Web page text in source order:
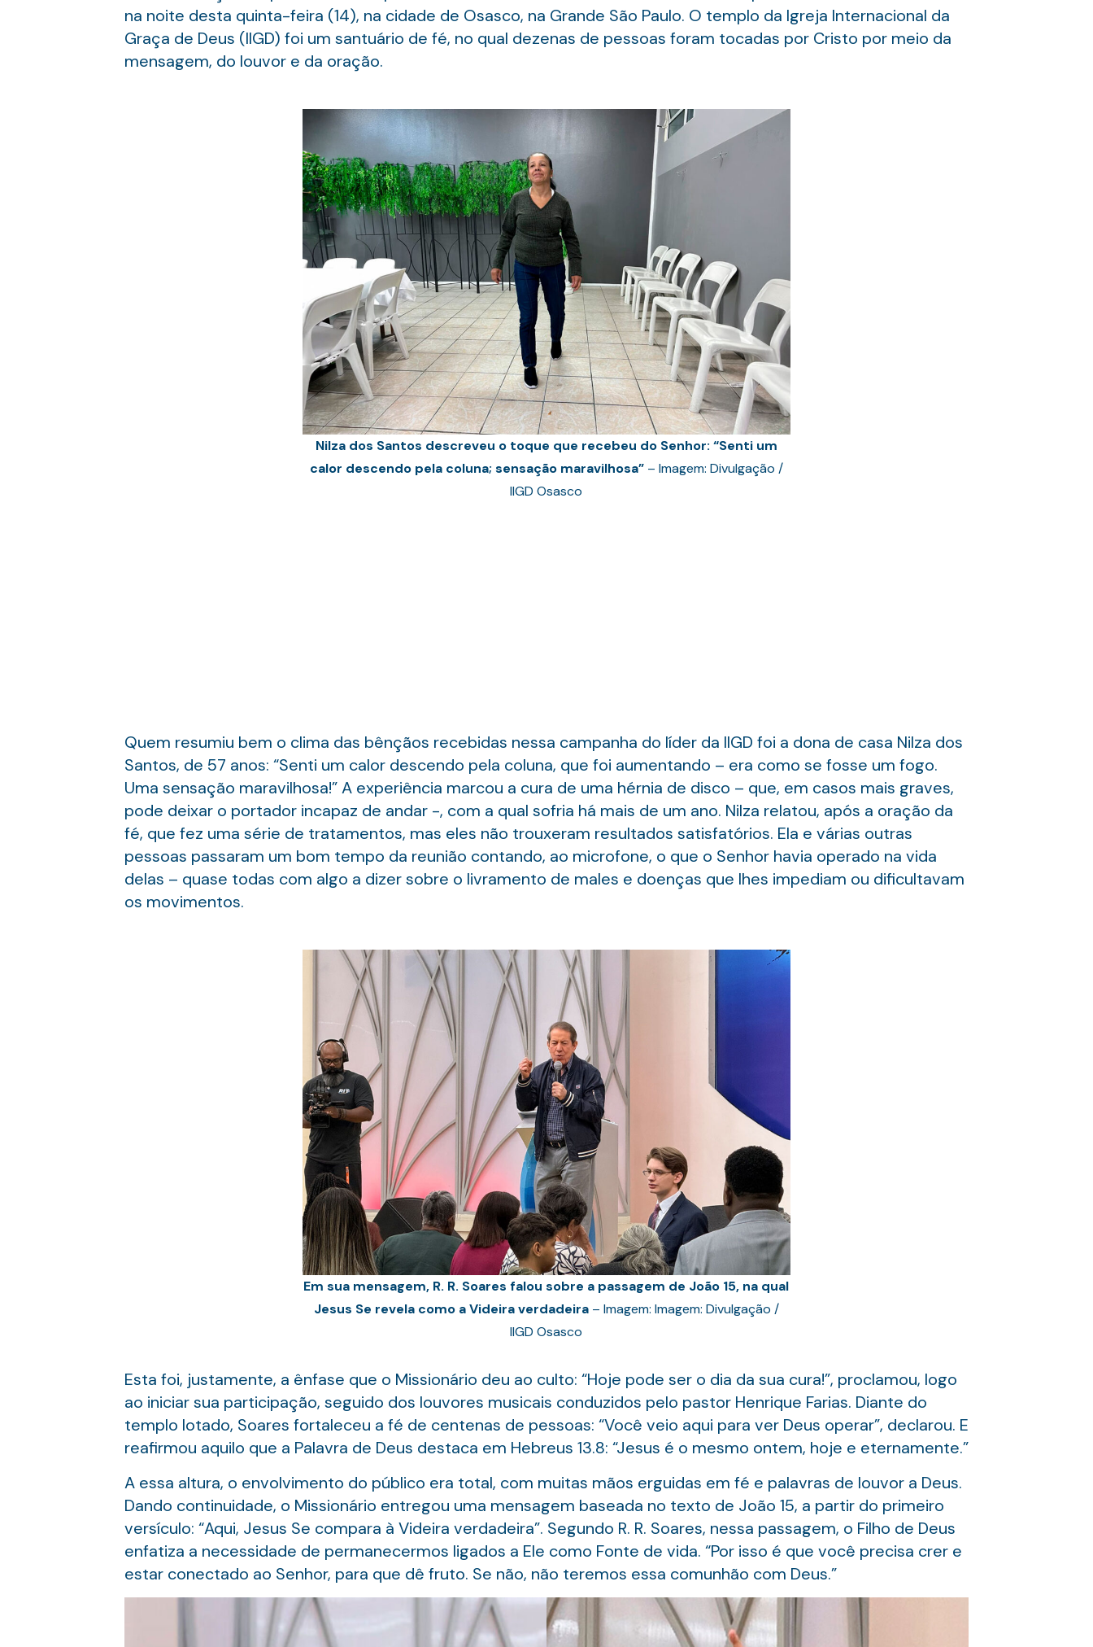
na noite desta quinta-feira (14), na cidade de Osasco, na Grande São Paulo. O templo da Igreja Internacional da
Graça de Deus (IIGD) foi um santuário de fé, no qual dezenas de pessoas foram tocadas por Cristo por meio da
mensagem, do louvor e da oração.
Nilza dos Santos descreveu o toque que recebeu do Senhor: “Senti um
calor descendo pela coluna; sensação maravilhosa”– Imagem: Divulgação /
IIGD Osasco
Quem resumiu bem o clima das bênçãos recebidas nessa campanha do líder da IIGD foi a dona de casa Nilza dos
Santos, de 57 anos: “Senti um calor descendo pela coluna, que foi aumentando – era como se fosse um fogo.
Uma sensação maravilhosa!” A experiência marcou a cura de uma hérnia de disco – que, em casos mais graves,
pode deixar o portador incapaz de andar -, com a qual sofria há mais de um ano. Nilza relatou, após a oração da
fé, que fez uma série de tratamentos, mas eles não trouxeram resultados satisfatórios. Ela e várias outras
pessoas passaram um bom tempo da reunião contando, ao microfone, o que o Senhor havia operado na vida
delas – quase todas com algo a dizer sobre o livramento de males e doenças que lhes impediam ou dificultavam
os movimentos.
Em sua mensagem, R. R. Soares falou sobre a passagem de João 15, na qual
Jesus Se revela como a Videira verdadeira– Imagem: Imagem: Divulgação /
IIGD Osasco
Esta foi, justamente, a ênfase que o Missionário deu ao culto: “Hoje pode ser o dia da sua cura!”, proclamou, logo
ao iniciar sua participação, seguido dos louvores musicais conduzidos pelo pastor Henrique Farias. Diante do
templo lotado, Soares fortaleceu a fé de centenas de pessoas: “Você veio aqui para ver Deus operar”, declarou. E
reafirmou aquilo que a Palavra de Deus destaca em Hebreus 13.8: “Jesus é o mesmo ontem, hoje e eternamente.”
A essa altura, o envolvimento do público era total, com muitas mãos erguidas em fé e palavras de louvor a Deus.
Dando continuidade, o Missionário entregou uma mensagem baseada no texto de João 15, a partir do primeiro
versículo: “Aqui, Jesus Se compara à Videira verdadeira”. Segundo R. R. Soares, nessa passagem, o Filho de Deus
enfatiza a necessidade de permanecermos ligados a Ele como Fonte de vida. “Por isso é que você precisa crer e
estar conectado ao Senhor, para que dê fruto. Se não, não teremos essa comunhão com Deus.”